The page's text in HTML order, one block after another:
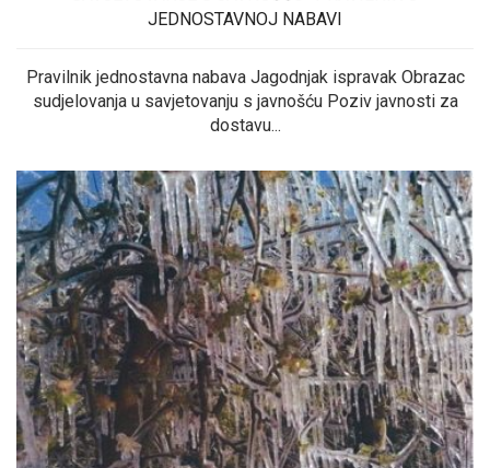
JEDNOSTAVNOJ NABAVI
Pravilnik jednostavna nabava Jagodnjak ispravak Obrazac
sudjelovanja u savjetovanju s javnošću Poziv javnosti za
dostavu...